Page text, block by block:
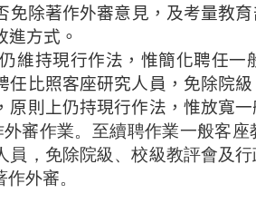
免除著作外審意見，及考量教
進方式。
維持現行作法，惟簡化聘任
比照客座研究人員，免除院級
原則上仍持現行作法，惟放寬
審作業。至續聘作業一般客
員，免除院級、校級教評會及
外審。